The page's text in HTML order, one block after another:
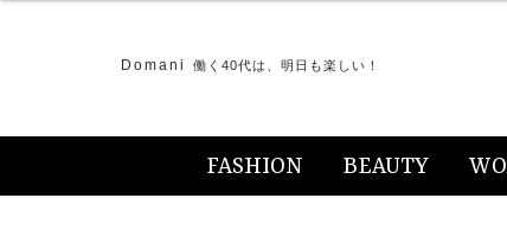
Domani 働く40代は、明日も楽しい！
FASHION BEAUTY